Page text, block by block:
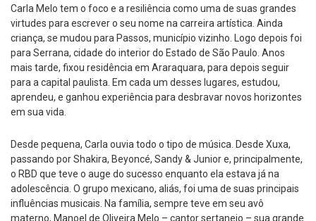
Carla Melo tem o foco e a resiliência como uma de suas grandes
virtudes para escrever o seu nome na carreira artística. Ainda
criança, se mudou para Passos, município vizinho. Logo depois foi
para Serrana, cidade do interior do Estado de São Paulo. Anos
mais tarde, fixou residência em Araraquara, para depois seguir
para a capital paulista. Em cada um desses lugares, estudou,
aprendeu, e ganhou experiência para desbravar novos horizontes
em sua vida.
Desde pequena, Carla ouvia todo o tipo de música. Desde Xuxa,
passando por Shakira, Beyoncé, Sandy & Junior e, principalmente,
o RBD que teve o auge do sucesso enquanto ela estava já na
adolescência. O grupo mexicano, aliás, foi uma de suas principais
influências musicais. Na família, sempre teve em seu avô
materno, Manoel de Oliveira Melo – cantor sertanejo – sua grande